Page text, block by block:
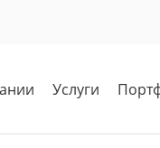
Услуги